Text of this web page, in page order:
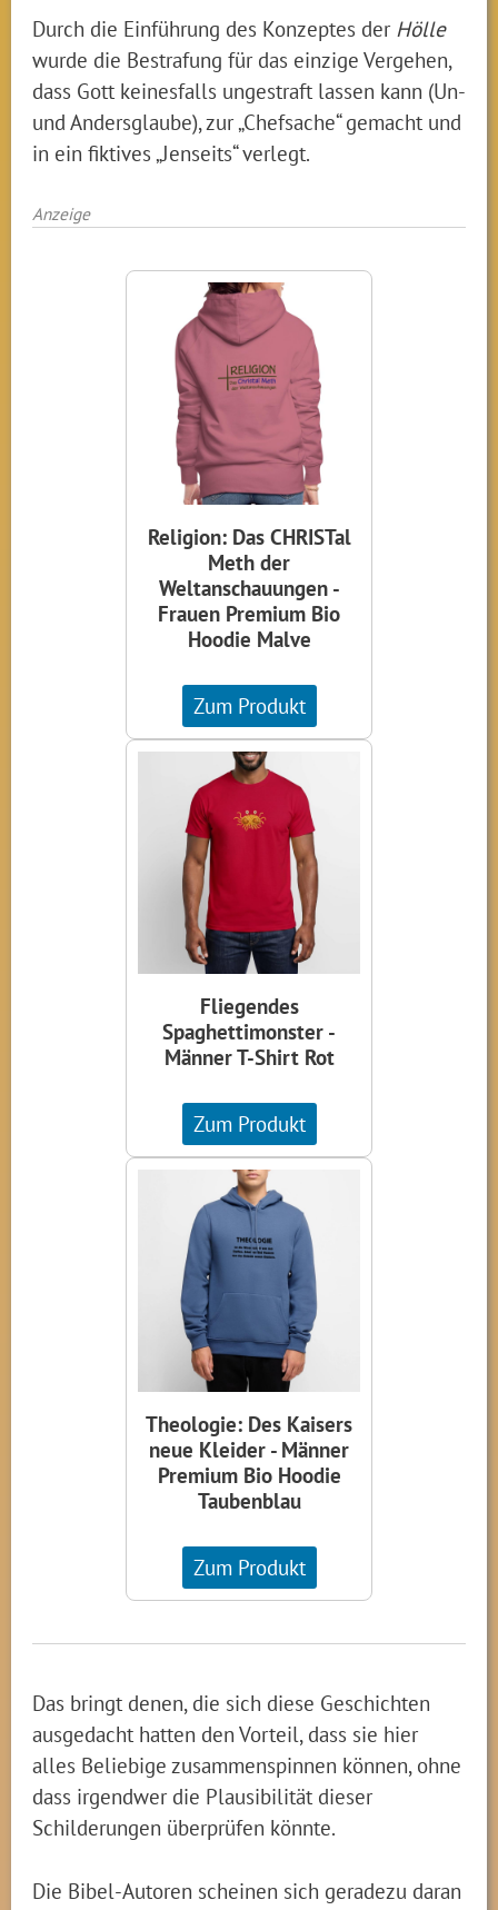
Durch die Einführung des Konzeptes der Hölle
wurde die Bestrafung für das einzige Vergehen,
dass Gott keinesfalls ungestraft lassen kann (Un-
und Andersglaube), zur „Chefsache“ gemacht und
in ein fiktives „Jenseits“ verlegt.
Anzeige
Religion: Das CHRISTal
Meth der
Weltanschauungen -
Frauen Premium Bio
Hoodie Malve
Zum Produkt
Fliegendes
Spaghettimonster -
Männer T-Shirt Rot
Zum Produkt
Theologie: Des Kaisers
neue Kleider - Männer
Premium Bio Hoodie
Taubenblau
Zum Produkt
Das bringt denen, die sich diese Geschichten
ausgedacht hatten den Vorteil, dass sie hier
alles Beliebige zusammenspinnen können, ohne
dass irgendwer die Plausibilität dieser
Schilderungen überprüfen könnte.
Die Bibel-Autoren scheinen sich geradezu daran